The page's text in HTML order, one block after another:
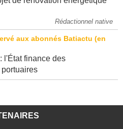
Rédactionnel native
l'État finance des